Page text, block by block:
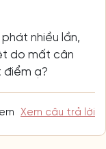
nhiều lần,
do mất cân
điểm ạ?
Xem câu trả lời